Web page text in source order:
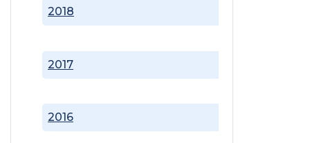
2016
2017
2018